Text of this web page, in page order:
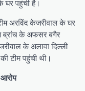
घर पहुंची है।
अरविंद केजरीवाल के घर
ब्रांच के अफसर बगैर
के अलावा दिल्ली
टीम पहुंची थी।